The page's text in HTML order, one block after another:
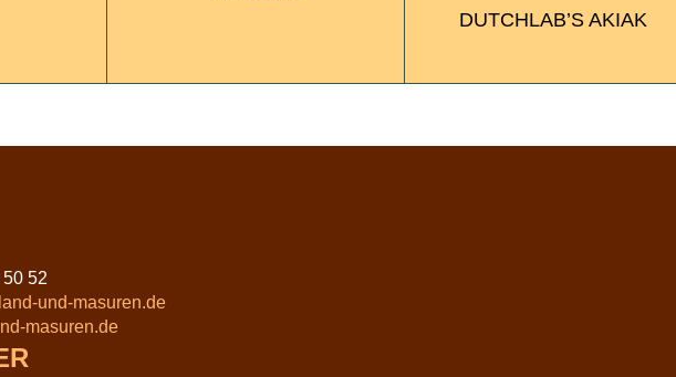
DUTCH­LAB’S AKIAK
52
und-masuren.de
masuren.de